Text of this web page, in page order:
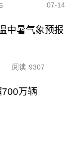
07-14
中暑气象预报
阅读 9307
700万辆